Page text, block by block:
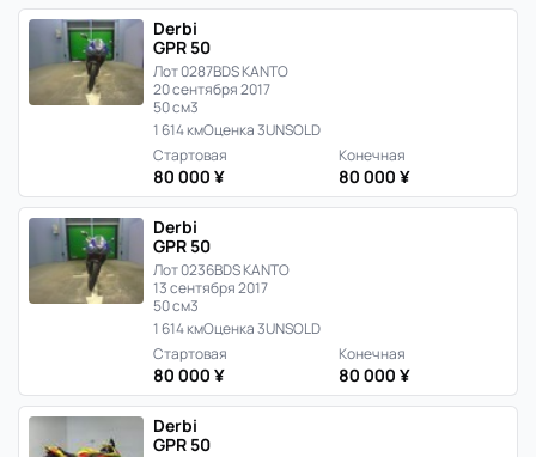
Derbi
GPR 50
Лот 0287BDS KANTO
20 сентября 2017
50 см3
1 614 кмОценка 3UNSOLD
Стартовая
80 000 ¥
Конечная
80 000 ¥
Derbi
GPR 50
Лот 0236BDS KANTO
13 сентября 2017
50 см3
1 614 кмОценка 3UNSOLD
Стартовая
80 000 ¥
Конечная
80 000 ¥
Derbi
GPR 50